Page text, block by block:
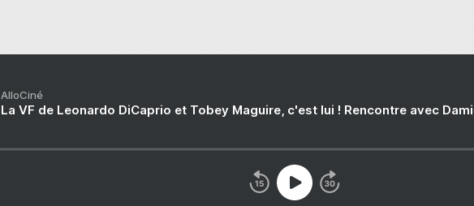
AlloCiné
La VF de Leonardo DiCaprio et Tobey Maguire, c'est lui ! Rencontre avec